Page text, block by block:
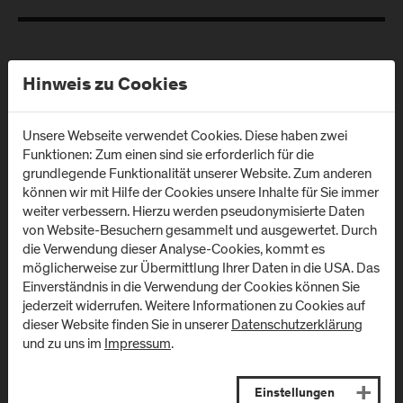
Standorte
Campus Urstein/
Wissenspark
Urstein Süd 1
A-5412Puch/Salzburg
Campus Kuchl
Markt 136a
A-5431Kuchl
Hinweis zu Cookies
Unsere Webseite verwendet Cookies. Diese haben zwei
Funktionen: Zum einen sind sie erforderlich für die
grundlegende Funktionalität unserer Website. Zum anderen
können wir mit Hilfe der Cookies unsere Inhalte für Sie immer
weiter verbessern. Hierzu werden pseudonymisierte Daten
von Website-Besuchern gesammelt und ausgewertet. Durch
die Verwendung dieser Analyse-Cookies, kommt es
möglicherweise zur Übermittlung Ihrer Daten in die USA. Das
Einverständnis in die Verwendung der Cookies können Sie
jederzeit widerrufen. Weitere Informationen zu Cookies auf
dieser Website finden Sie in unsererDatenschutzerklärung
und zu uns im Impressum.
Einstellungen